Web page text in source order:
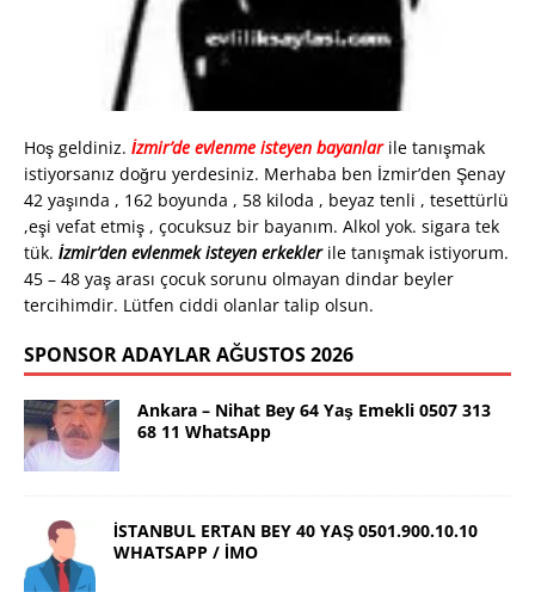
Hoş geldiniz. İzmir’de evlenme isteyen bayanlarile tanışmak
istiyorsanız doğru yerdesiniz. Merhaba ben İzmir’den Şenay
42 yaşında , 162 boyunda , 58 kiloda , beyaz tenli , tesettürlü
,eşi vefat etmiş , çocuksuz bir bayanım. Alkol yok. sigara tek
tük. İzmir’den evlenmek isteyen erkekler ile tanışmak istiyorum.
45 – 48 yaş arası çocuk sorunu olmayan dindar beyler
tercihimdir. Lütfen ciddi olanlar talip olsun.
SPONSOR ADAYLAR AĞUSTOS 2026
Ankara – Nihat Bey 64 Yaş Emekli 0507 313
68 11 WhatsApp
İSTANBUL ERTAN BEY 40 YAŞ 0501.900.10.10
WHATSAPP / İMO